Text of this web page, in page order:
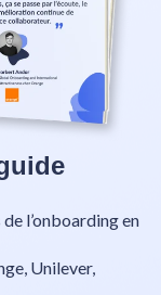
l’onboarding en
Unilever,